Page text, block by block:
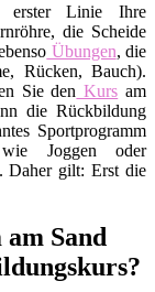
erster Linie Ihre
die Scheide
Übungen, die
Rücken, Bauch).
Sie den Kurs am
die Rückbildung
Sportprogramm
Joggen oder
Daher gilt: Erst die
Sand